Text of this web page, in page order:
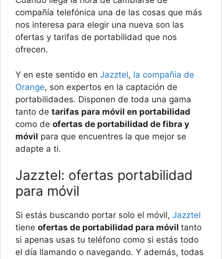
compañía telefónica una de las cosas que más
nos interesa para elegir una nueva son las
ofertas y tarifas de portabilidad que nos
ofrecen.
Y en este sentido en Jazztel, la compañia de
Orange, son expertos en la captación de
portabilidades. Disponen de toda una gama
tanto de tarifas para móvil en portabilidad
como de ofertas de portabilidad de fibra y
móvil para que encuentres la que mejor se
adapte a ti.
Jazztel: ofertas portabilidad
para móvil
Si estás buscando portar solo el móvil, Jazztel
tiene ofertas de portabilidad para móvil tanto
si apenas usas tu teléfono como si estás todo
el día llamando o navegando. Y además, todas